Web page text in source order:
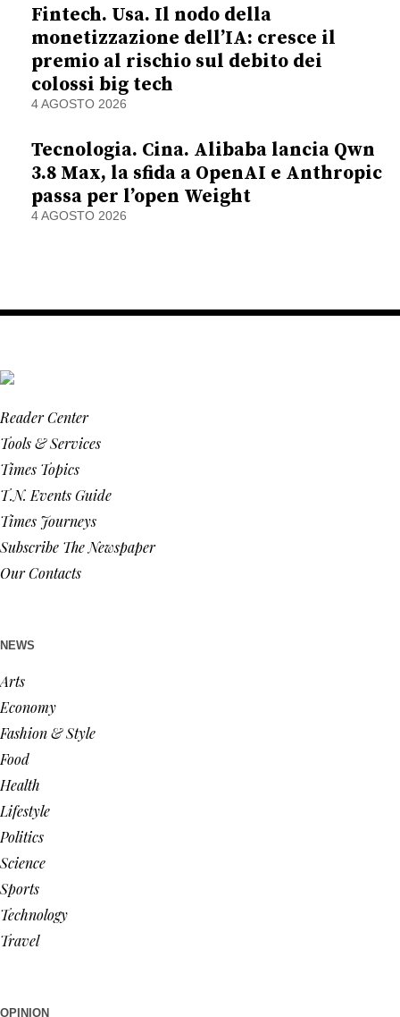
Fintech. Usa. Il nodo della
monetizzazione dell’IA: cresce il
premio al rischio sul debito dei
colossi big tech
4 AGOSTO 2026
Tecnologia. Cina. Alibaba lancia Qwn
3.8 Max, la sfida a OpenAI e Anthropic
passa per l’open Weight
4 AGOSTO 2026
Reader Center
Tools & Services
Times Topics
T.N. Events Guide
Times Journeys
Subscribe The Newspaper
Our Contacts
NEWS
Arts
Economy
Fashion & Style
Food
Health
Lifestyle
Politics
Science
Sports
Technology
Travel
OPINION